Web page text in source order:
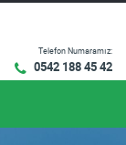
Telefon Numaramız:
0542 188 45 42